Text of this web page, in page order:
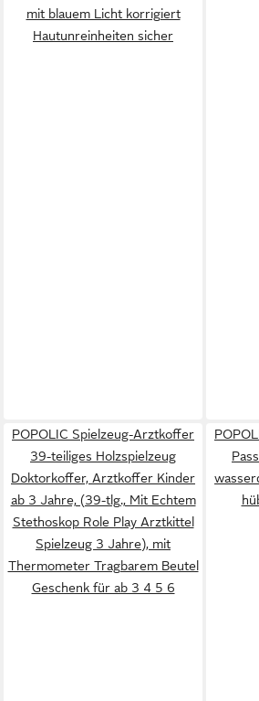
mit blauem Licht korrigiert
Hautunreinheiten sicher
POPOLIC Spielzeug-Arztkoffer
39-teiliges Holzspielzeug
Doktorkoffer, Arztkoffer Kinder
ab 3 Jahre, (39-tlg., Mit Echtem
Stethoskop Role Play Arztkittel
Spielzeug 3 Jahre), mit
Thermometer Tragbarem Beutel
Geschenk für ab 3 4 5 6